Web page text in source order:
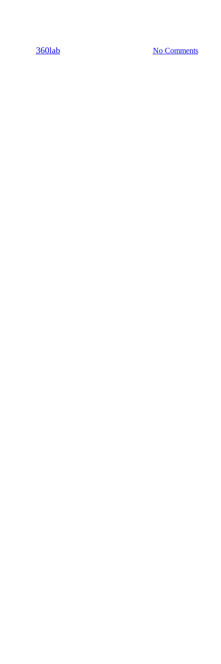
360lab03/08/2020 No Comments